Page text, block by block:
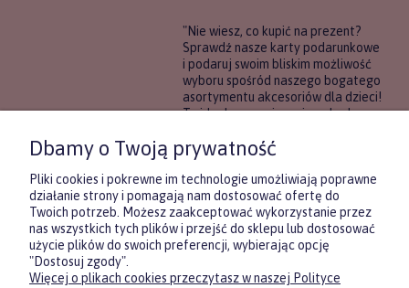
"Nie wiesz, co kupić na prezent?
Sprawdź nasze karty podarunkowe
i podaruj swoim bliskim możliwość
wyboru spośród naszego bogatego
asortymentu akcesoriów dla dzieci!
To idealne rozwiązanie, gdy chcesz
pewności, co będzie najbardziej
trafione.
DOWIEDZ SIĘ WIĘCEJ
Dbamy o Twoją prywatność
Pliki cookies i pokrewne im technologie umożliwiają poprawne
działanie strony i pomagają nam dostosować ofertę do
Twoich potrzeb. Możesz zaakceptować wykorzystanie przez
nas wszystkich tych plików i przejść do sklepu lub dostosować
użycie plików do swoich preferencji, wybierając opcję
"Dostosuj zgody".
Więcej o plikach cookies przeczytasz w naszej Polityce